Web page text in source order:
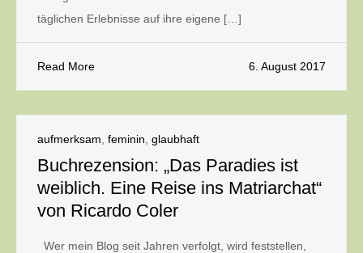
täglichen Erlebnisse auf ihre eigene […]
Read More 6. August 2017
aufmerksam feminin glaubhaft
Buchrezension: „Das Paradies ist
weiblich. Eine Reise ins Matriarchat“
von Ricardo Coler
Wer mein Blog seit Jahren verfolgt, wird feststellen,